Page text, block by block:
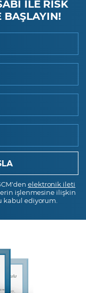
İLE RİSK
BAŞLAYIN!
elektronik ileti
işlenmesine ilişkin
kabul ediyorum.